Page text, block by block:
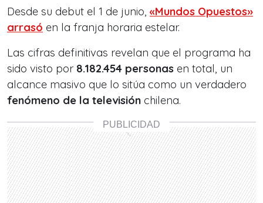
Desde su debut el 1 de junio, «Mundos Opuestos»
arrasó en la franja horaria estelar.
Las cifras definitivas revelan que el programa ha
sido visto por 8.182.454 personas en total, un
alcance masivo que lo sitúa como un verdadero
fenómeno de la televisión chilena.